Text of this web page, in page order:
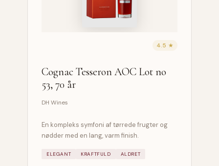
4.5 ★
Cognac Tesseron AOC Lot no
53, 70 år
DH Wines
En kompleks symfoni af tørrede frugter og
nødder med en lang, varm finish.
ELEGANT KRAFTFULD ALDRET